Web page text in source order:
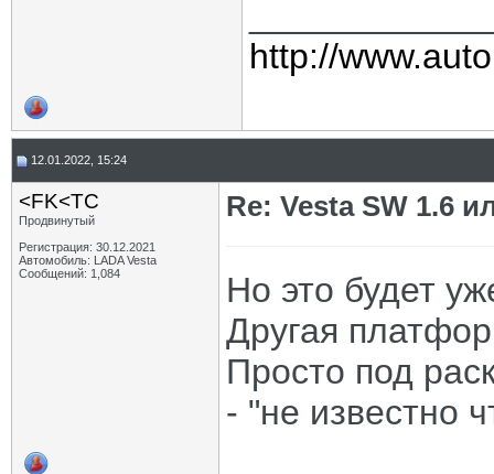
http://
12.01.2022, 15:24
<FK<TC
Продвинутый
Регистрация: 30.12.2021
Автомобиль: LADA Vesta
Сообщений: 1,084
Re: Vesta SW 1.6
Но это будет
Другая
Просто под
- "не известно